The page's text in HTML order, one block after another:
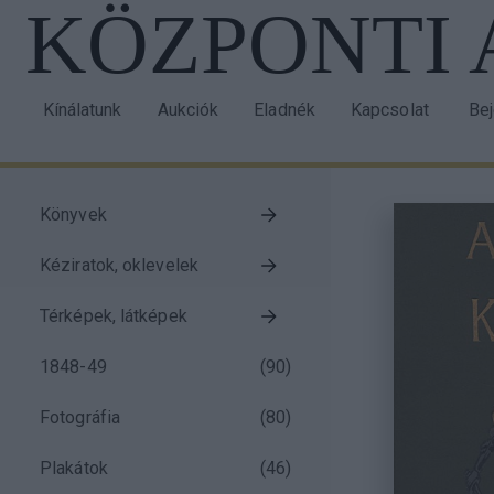
Ugrás
tartalomra
navigation
Kínálatunk Aukciók Eladnék Kapcsolat
block
Könyvek
Kéziratok, oklevelek
Térképek, látképek
1848-49 (90)
Fotográfia (80)
Plakátok (46)